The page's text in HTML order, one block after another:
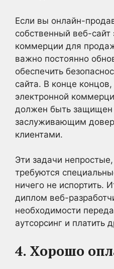
Если вы онлайн-
собственный веб-сайт
коммерции для
важно постоянно
обеспечить
сайта. В конце
электронной
должен быть защищен
заслуживающим
клиентами.
Эти задачи
требуются
ничего не испортить.
диплом веб-
необходимости
аутсорсинг и платить
4. Хорошо